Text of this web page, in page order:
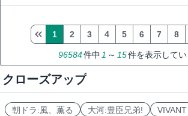
96584件中1 ～ 15件を表示してい
1 2 3 4 5 6 7 8
クローズアップ
朝ドラ:風、薫る 大河:豊臣兄弟!
VIVANT